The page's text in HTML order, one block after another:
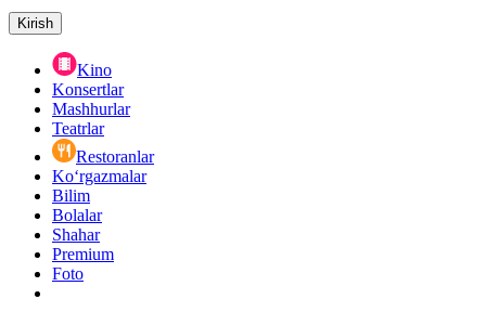
Kirish
Kino
Konsertlar
Mashhurlar
Teatrlar
Restoranlar
Ko‘rgazmalar
Bilim
Bolalar
Shahar
Premium
Foto